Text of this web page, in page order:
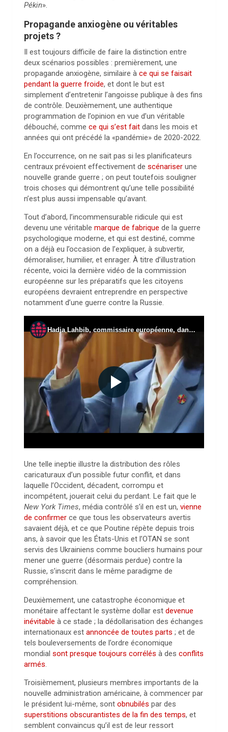
Pékin».
Propagande anxiogène ou véritables
projets ?
Il est toujours difficile de faire la distinction entre
deux scénarios possibles : premièrement, une
propagande anxiogène, similaire à ce qui se faisait
pendant la guerre froide, et dont le but est
simplement d’entretenir l’angoisse publique à des fins
de contrôle. Deuxièmement, une authentique
programmation de l’opinion en vue d’un véritable
débouché, comme ce qui s’est fait dans les mois et
années qui ont précédé la «pandémie» de 2020-2022.
En l’occurrence, on ne sait pas si les planificateurs
centraux prévoient effectivement de scénariser une
nouvelle grande guerre ; on peut toutefois souligner
trois choses qui démontrent qu’une telle possibilité
n’est plus aussi impensable qu’avant.
Tout d’abord, l’incommensurable ridicule qui est
devenu une véritable marque de fabrique de la guerre
psychologique moderne, et qui est destiné, comme
on a déjà eu l’occasion de l’expliquer, à subvertir,
démoraliser, humilier, et enrager. À titre d’illustration
récente, voici la dernière vidéo de la commission
européenne sur les préparatifs que les citoyens
européens devraient entreprendre en perspective
notamment d’une guerre contre la Russie.
Une telle ineptie illustre la distribution des rôles
caricaturaux d’un possible futur conflit, et dans
laquelle l’Occident, décadent, corrompu et
incompétent, jouerait celui du perdant. Le fait que le
New York Times, média contrôlé s’il en est un, vienne
de confirmer ce que tous les observateurs avertis
savaient déjà, et ce que Poutine répète depuis trois
ans, à savoir que les États-Unis et l’OTAN se sont
servis des Ukrainiens comme boucliers humains pour
mener une guerre (désormais perdue) contre la
Russie, s’inscrit dans le même paradigme de
compréhension.
Deuxièmement, une catastrophe économique et
monétaire affectant le système dollar est devenue
inévitable à ce stade ; la dédollarisation des échanges
internationaux est annoncée de toutes parts ; et de
tels bouleversements de l’ordre économique
mondial sont presque toujours corrélés à des conflits
armés.
Troisièmement, plusieurs membres importants de la
nouvelle administration américaine, à commencer par
le président lui-même, sont obnubilés par des
superstitions obscurantistes de la fin des temps, et
semblent convaincus qu’il est de leur ressort